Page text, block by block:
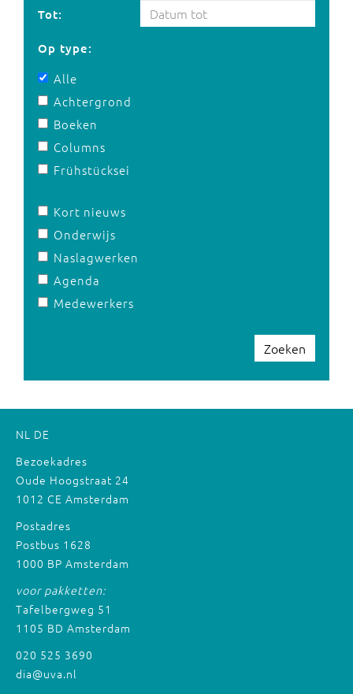
Tot:
Op type:
Alle
Achtergrond
Boeken
Columns
Frühstücksei
Kort nieuws
Onderwijs
Naslagwerken
Agenda
Medewerkers
Zoeken
NL DE
Bezoekadres
Oude Hoogstraat 24
1012 CE Amsterdam
Postadres
Postbus 1628
1000 BP Amsterdam
voor pakketten:
Tafelbergweg 51
1105 BD Amsterdam
020 525 3690
dia@uva.nl